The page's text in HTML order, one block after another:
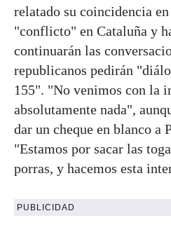
relatado su coincidencia
"conflicto" en Cataluña y
continuarán las
republicanos pedirán
155". "No venimos con la
absolutamente nada",
dar un cheque en blanco a
"Estamos por sacar las
porras, y hacemos esta
PUBLICIDAD